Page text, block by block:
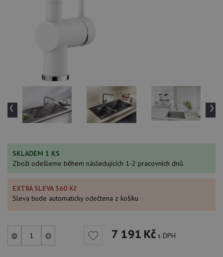
‹ ›
SKLADEM 1 KS
Zboží odešleme během následujících 1-2 pracovních dnů.
EXTRA SLEVA 360 Kč
Sleva bude automaticky odečtena z košíku
7 191 Kč s DPH